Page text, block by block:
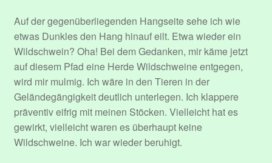
Edit Your Profile
Hallo und Herzlich Willkommen!
Update Billing Card
Sample Page
Auf der gegenüberliegenden Hangseite sehe ich wie
etwas Dunkles den Hang hinauf eilt. Etwa wieder ein
Wildschwein? Oha! Bei dem Gedanken, mir käme jetzt
auf diesem Pfad eine Herde Wildschweine entgegen,
wird mir mulmig. Ich wäre in den Tieren in der
Geländegängigkeit deutlich unterlegen. Ich klappere
präventiv eifrig mit meinen Stöcken. Vielleicht hat es
gewirkt, vielleicht waren es überhaupt keine
Wildschweine. Ich war wieder beruhigt.